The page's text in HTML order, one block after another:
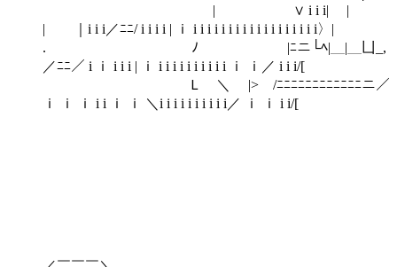
| ∨ i i i| |
| ｜i i i／ﾆﾆ/ i i i i | ｉ i i i i i i i i i i i i i i i i i i〉|
. ﾉ |ﾆニ└ﾍ|＿|＿凵_,
／ﾆﾆ／ i ｉ i i i | ｉ i i i i i i i i i i ｉ ｉ／ i i i/[
Ｌ ＼ |> /ﾆﾆﾆﾆﾆﾆﾆﾆﾆﾆﾆﾆニ／
ｉ ｉ ｉ i i ｉ ｉ ＼i i i i i i i i i i／ ｉ ｉ i i/[